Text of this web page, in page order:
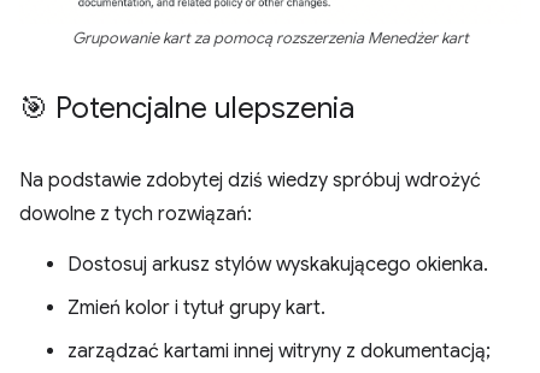
Grupowanie kart za pomocą rozszerzenia Menedżer kart
🎯 Potencjalne ulepszenia
Na podstawie zdobytej dziś wiedzy spróbuj wdrożyć
dowolne z tych rozwiązań:
Dostosuj arkusz stylów wyskakującego okienka.
Zmień kolor i tytuł grupy kart.
zarządzać kartami innej witryny z dokumentacją;